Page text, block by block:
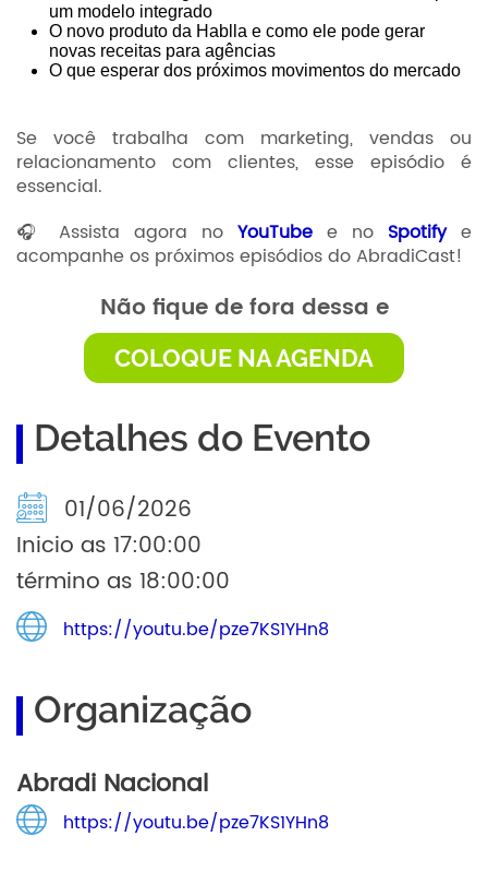
um modelo integrado
O novo produto da Hablla e como ele pode gerar
novas receitas para agências
O que esperar dos próximos movimentos do mercado
Se você trabalha com marketing, vendas ou
relacionamento com clientes, esse episódio é
essencial.
🎧 Assista agora no YouTube e no Spotifye
acompanhe os próximos episódios do AbradiCast!
Não fique de fora dessa e
COLOQUE NA AGENDA
Detalhes do Evento
01/06/2026
Inicio as 17:00:00
término as 18:00:00
https://youtu.be/pze7KS1YHn8
Organização
Abradi Nacional
https://youtu.be/pze7KS1YHn8